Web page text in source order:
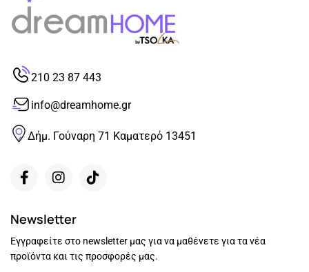
210 23 87 443
info@dreamhome.gr
Δήμ. Γούναρη 71 Καματερό 13451
Newsletter
Εγγραφείτε στο newsletter μας για να μαθένετε για τα νέα
προϊόντα και τις προσφορές μας.